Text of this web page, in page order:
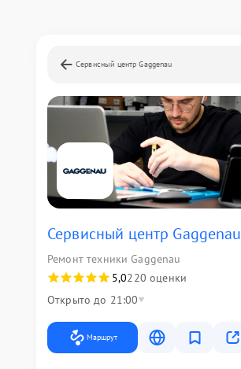
Сервисный центр Gaggenau
Сервисный центр Gaggenau
Ремонт техники Gaggenau
5,0220 оценки
Открыто до 21:00
Маршрут